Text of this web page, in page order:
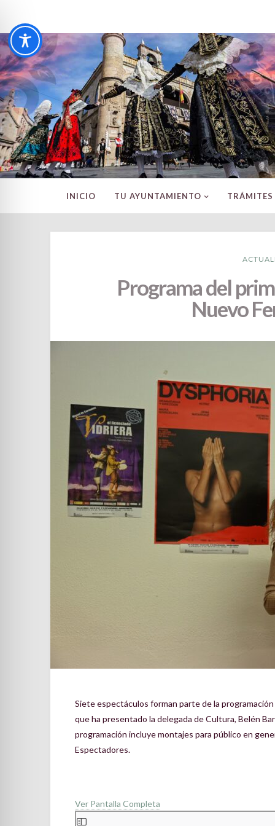
INICIO TU AYUNTAMIENTO TRÁMITES
Programa del
Nuevo
Siete espectáculos forman parte de la
que ha presentado la delegada de Cultura, Belén
programación incluye montajes para público en
Espectadores.
Ver Pantalla Completa
Saltar